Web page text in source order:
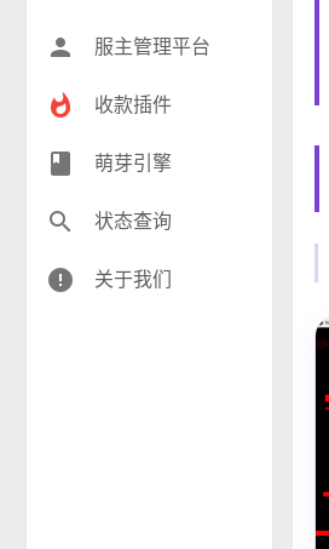
person 服主管理平台
whatshot 收款插件
class 萌芽引擎
search 状态查询
error 关于我们